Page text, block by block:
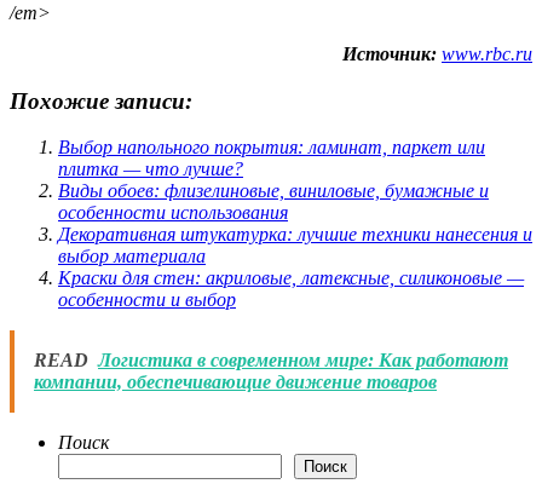
/em>
Источник: www.rbc.ru
Похожие записи:
Выбор напольного покрытия: ламинат, паркет или
плитка — что лучше?
Виды обоев: флизелиновые, виниловые, бумажные и
особенности использования
Декоративная штукатурка: лучшие техники нанесения и
выбор материала
Краски для стен: акриловые, латексные, силиконовые —
особенности и выбор
READ Логистика в современном мире: Как работают
компании, обеспечивающие движение товаров
Поиск
Поиск